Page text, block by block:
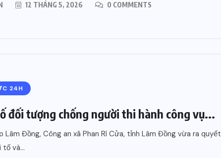
12 THÁNG 5, 2026 0 COMMENTS
24H
đối tượng chống người thi hành công vụ...
Lâm Đồng, Công an xã Phan Rí Cửa, tỉnh Lâm Đồng vừa ra quyết
tố và...